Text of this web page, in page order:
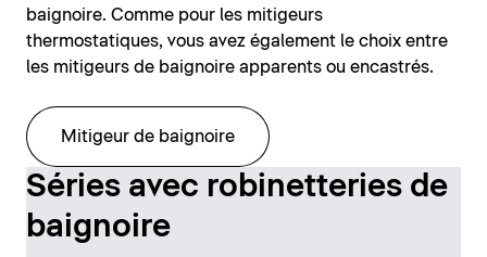
baignoire. Comme pour les mitigeurs
thermostatiques, vous avez également le choix entre
les mitigeurs de baignoire apparents ou encastrés.
Mitigeur de baignoire
Séries avec robinetteries de
baignoire